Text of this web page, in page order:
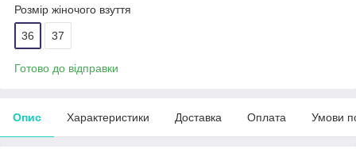
Розмір жіночого взуття
36 37
Готово до відправки
Опис Характеристики Доставка Оплата Умови